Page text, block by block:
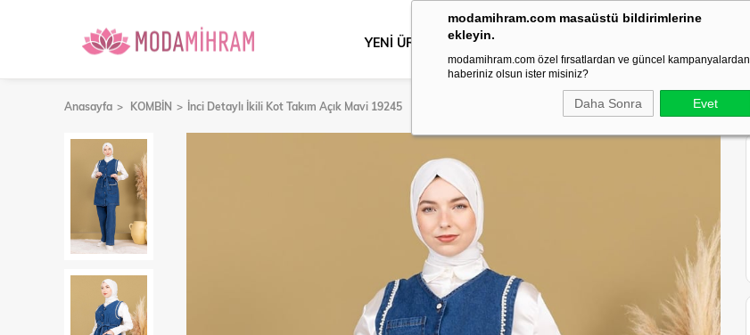
modamihram.com masaüstü bildirimlerine
ekleyin.
modamihram.com özel fırsatlardan ve güncel kampanyalardan
haberiniz olsun ister misiniz?
Daha Sonra Evet
YENİ ÜRÜNLER DIŞ GİYİM
Anasayfa KOMBİN İnci Detaylı İkili Kot Takım Açık Mavi 19245